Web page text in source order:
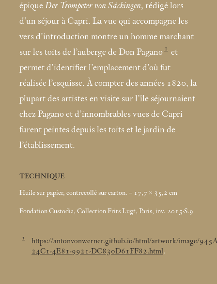
épique Der Trompeter von Säckingen, rédigé lors
d’un séjour à Capri. La vue qui accompagne les
vers d’introduction montre un homme marchant
sur les toits de l’auberge de Don Pagano 1 et
permet d’identifier l’emplacement d’où fut
réalisée l’esquisse. À compter des années 1820, la
plupart des artistes en visite sur l’île séjournaient
chez Pagano et d’innombrables vues de Capri
furent peintes depuis les toits et le jardin de
l’établissement.
TECHNIQUE
Huile sur papier, contrecollé sur carton. – 17,7 × 35,2 cm
Fondation Custodia, Collection Frits Lugt, Paris, inv. 2015-S.9
1
https://antonvonwerner.github.io/html/artwork/image/
24C1-4E81-9921-DC830D61FF82.html.